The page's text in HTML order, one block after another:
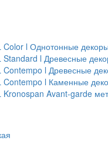
Color l Однотонные декоры
Standard l Древесные
Contempo l Древесные
Contempo l Каменные
Kronospan Avant-garde